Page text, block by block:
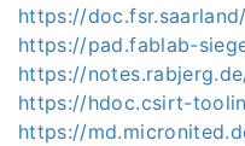
https://
https://pad.fablab-
https://
https://hdoc.csirt-
https://